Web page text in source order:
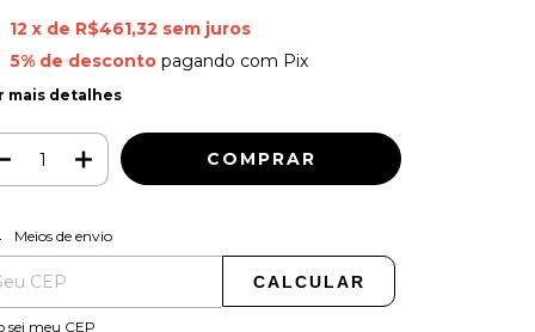
12 x de R$461,32 sem juros
5% de descontopagando com Pix
mais detalhes
para o CEP:
Meios de envio
CALCULAR
sei meu CEP